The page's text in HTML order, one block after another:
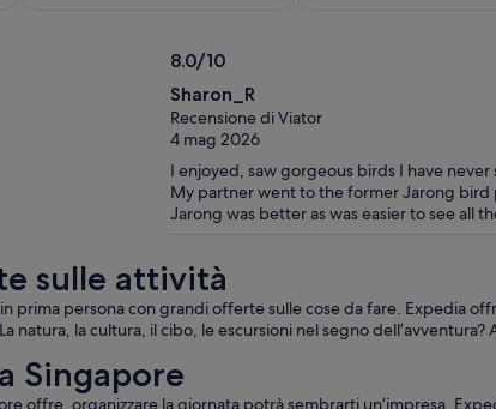
8.0/10
8.0
su
10
Sharon_R
Recensione di Viator
4 mag 2026
I enjoyed, saw gorgeous birds I have
My partner went to the former Jarong
Jarong was better as was easier to see all
sulle attività
prima persona con grandi offerte sulle cose da fare. Expedia
natura, la cultura, il cibo, le escursioni nel segno
Singapore
offre, organizzare la giornata potrà sembrarti un’impresa.